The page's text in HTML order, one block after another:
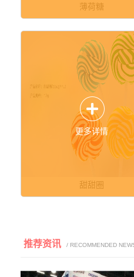
薄荷糖
甜甜圈
更多详情
推荐资讯 / RECOMMENDED